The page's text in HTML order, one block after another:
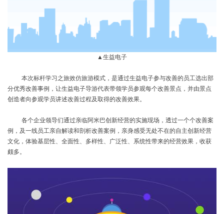
▲生益电子
本次标杆学习之旅效仿旅游模式，是通过生益电子参与改善的员工选出部
分优秀改善事例，让生益电子导游代表带领学员参观每个改善景点，并由景点
创造者向参观学员讲述改善过程及取得的改善效果。
各个企业领导们通过亲临阿米巴创新经营的实施现场，透过一个个改善案
例，及一线员工亲自解读和剖析改善案例，亲身感受无处不在的自主创新经营
文化，体验基层性、全面性、多样性、广泛性、系统性带来的经营效果，收获
颇多。